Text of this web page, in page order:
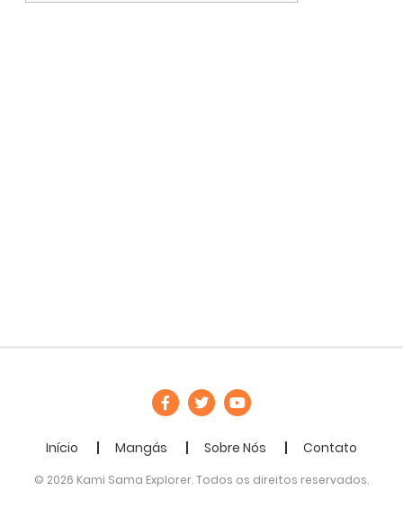
Início Mangás Sobre Nós Contato
© 2026 Kami Sama Explorer. Todos os direitos reservados.